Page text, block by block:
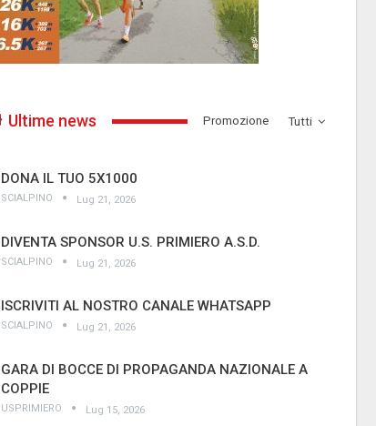
Tutti
Ultime news ­Promozione
DONA IL TUO 5X1000
SCIALPINO Lug 21, 2026
DIVENTA SPONSOR U.S. PRIMIERO A.S.D.
SCIALPINO Lug 21, 2026
ISCRIVITI AL NOSTRO CANALE WHATSAPP
SCIALPINO Lug 21, 2026
GARA DI BOCCE DI PROPAGANDA NAZIONALE A
COPPIE
USPRIMIERO Lug 15, 2026